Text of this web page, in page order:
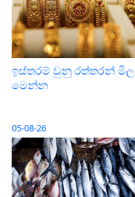
ඉස්තරම් වුනු රත්තරන් මිල
මෙන්න
05-08-26